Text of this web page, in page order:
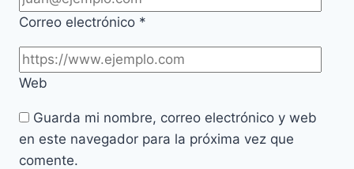
Correo electrónico *
Web
Guarda mi nombre, correo electrónico y web
en este navegador para la próxima vez que
comente.